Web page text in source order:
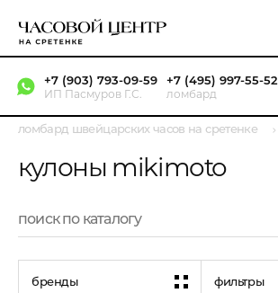
+7 (903) 793-09-59
ИП Пасмуров Г.С.
+7 (495) 997-55-52
ломбард
ломбард швейцарских часов на сретенке
кулоны mikimoto
бренды фильтры